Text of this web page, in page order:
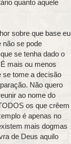
quanto aquele
sobre que base eu
se pode
se tenha dado o
mais ou menos
se tome a decisão
Não quero
ao nome do
os que crêem
é apenas no
mais dogmas
de Deus aquilo